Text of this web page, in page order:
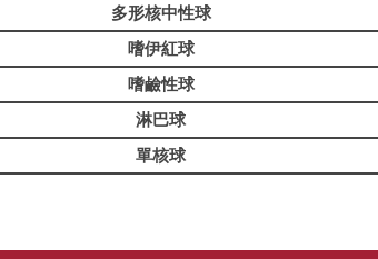
多形核中性球
嗜伊紅球
嗜鹼性球
淋巴球
單核球